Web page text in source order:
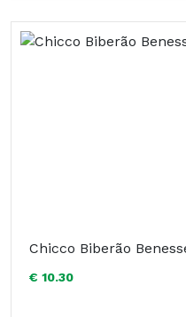
Chicco Biberão
€ 10.30